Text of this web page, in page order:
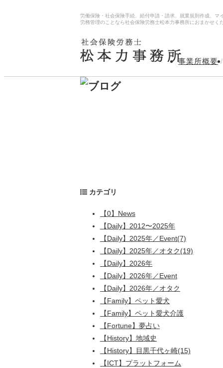
労働保険・社会保険手続、給付申請・請求、就業規則作成、マ
労務管理のことなら社会保険労務士松本力事務所におまかせく
事業所概要 /
カテゴリ
【0】News
【Daily】2012〜2025年
【Daily】2025年／Event(7)
【Daily】2025年／オタク(19)
【Daily】2026年
【Daily】2026年／Event
【Daily】2026年／オタク
【Family】ペット愛犬
【Family】ペット愛犬介護
【Fortune】夢占い
【History】地域史
【History】目黒千代ヶ崎(15)
【ICT】プラットフォーム